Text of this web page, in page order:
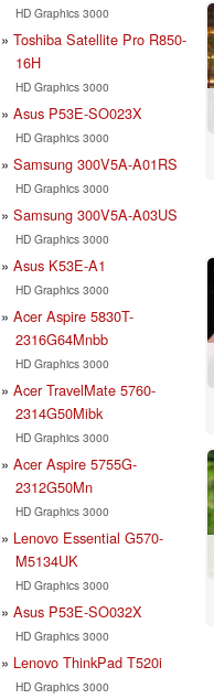
HD Graphics 3000
Toshiba Satellite Pro R850-
16H
HD Graphics 3000
Asus P53E-SO023X
HD Graphics 3000
Samsung 300V5A-A01RS
HD Graphics 3000
Samsung 300V5A-A03US
HD Graphics 3000
Asus K53E-A1
HD Graphics 3000
Acer Aspire 5830T-
2316G64Mnbb
HD Graphics 3000
Acer TravelMate 5760-
2314G50Mibk
HD Graphics 3000
Acer Aspire 5755G-
2312G50Mn
HD Graphics 3000
Lenovo Essential G570-
M5134UK
HD Graphics 3000
Asus P53E-SO032X
HD Graphics 3000
Lenovo ThinkPad T520i
HD Graphics 3000